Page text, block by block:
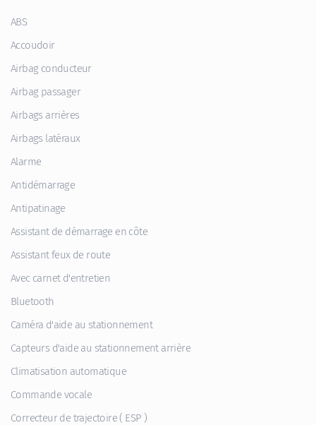
ABS
Accoudoir
Airbag conducteur
Airbag passager
Airbags arrières
Airbags latéraux
Alarme
Antidémarrage
Antipatinage
Assistant de démarrage en côte
Assistant feux de route
Avec carnet d'entretien
Bluetooth
Caméra d'aide au stationnement
Capteurs d'aide au stationnement arrière
Climatisation automatique
Commande vocale
Correcteur de trajectoire ( ESP )